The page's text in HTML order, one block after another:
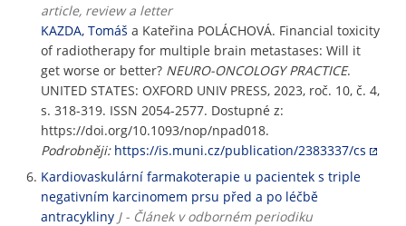
article, review a letter
KAZDA, Tomáš a Kateřina POLÁCHOVÁ. Financial toxicity
of radiotherapy for multiple brain metastases: Will it
get worse or better? NEURO-ONCOLOGY PRACTICE.
UNITED STATES: OXFORD UNIV PRESS, 2023, roč. 10, č. 4,
s. 318-319. ISSN 2054-2577. Dostupné z:
https://doi.org/10.1093/nop/npad018.
Podrobněji: https://is.muni.cz/publication/2383337/cs
Kardiovaskulární farmakoterapie u pacientek s triple
negativním karcinomem prsu před a po léčbě
antracykliny J - Článek v odborném periodiku